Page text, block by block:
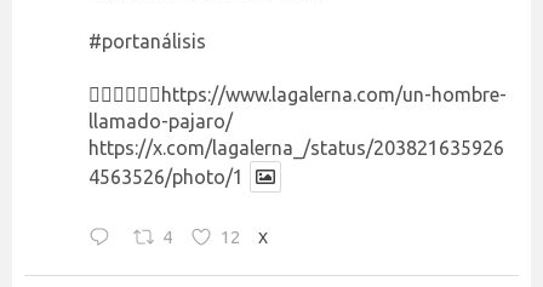
#portanálisis
👉🏻👉🏻👉🏻 https://www.lagalerna.com/un-hombre-
llamado-pajaro/
https://x.com/lagalerna_/status/203821635926
4563526/photo/1
4 12 X